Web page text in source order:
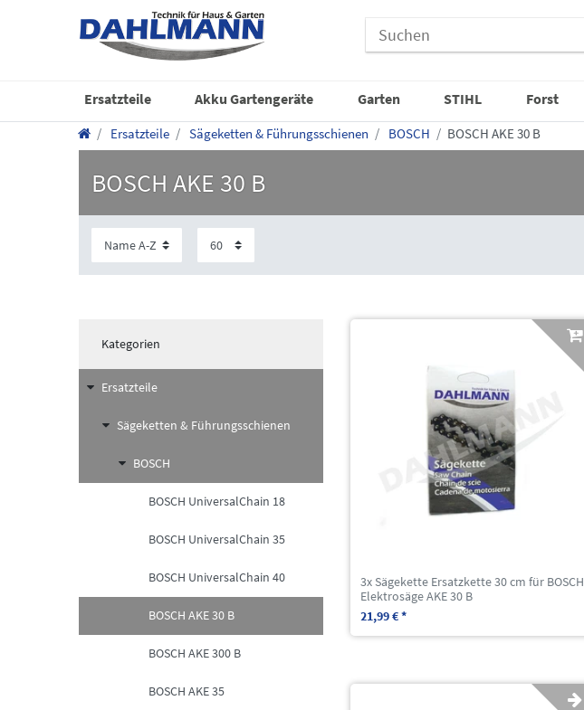
Ersatzteile Akku Gartengeräte Garten STIHL Forst
Ersatzteile Sägeketten & Führungsschienen BOSCH BOSCH AKE 30 B
BOSCH AKE 30 B
Kategorien
Ersatzteile
Sägeketten & Führungsschienen
BOSCH
BOSCH UniversalChain 18
BOSCH UniversalChain 35
BOSCH UniversalChain 40
BOSCH AKE 30 B
BOSCH AKE 300 B
BOSCH AKE 35
3x Sägekette Ersatzkette 30 cm für BOSCH
Elektrosäge AKE 30 B
21,99 € *